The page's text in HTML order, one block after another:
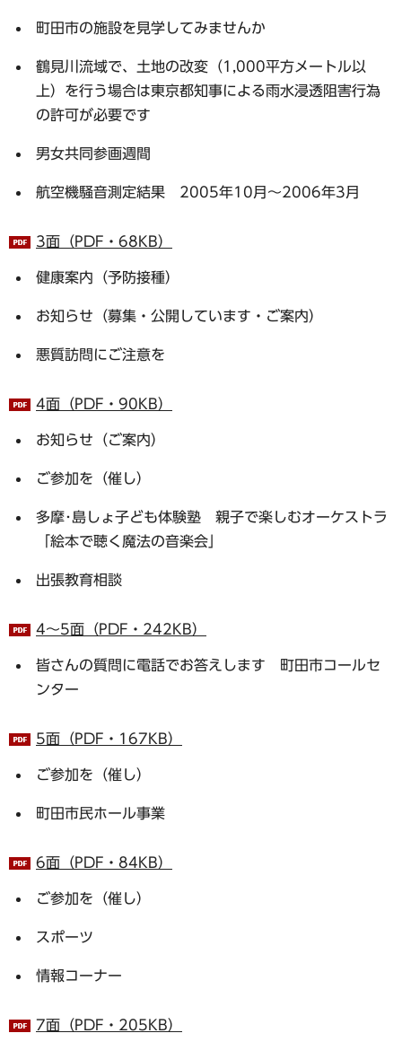
町田市の施設を見学してみませんか
鶴見川流域で、土地の改変（1,000平方メートル以
上）を行う場合は東京都知事による雨水浸透阻害行為
の許可が必要です
男女共同参画週間
航空機騒音測定結果 2005年10月～2006年3月
3面（PDF・68KB）
健康案内（予防接種）
お知らせ（募集・公開しています・ご案内）
悪質訪問にご注意を
4面（PDF・90KB）
お知らせ（ご案内）
ご参加を（催し）
多摩･島しょ子ども体験塾 親子で楽しむオーケストラ
「絵本で聴く魔法の音楽会」
出張教育相談
4～5面（PDF・242KB）
皆さんの質問に電話でお答えします 町田市コールセ
ンター
5面（PDF・167KB）
ご参加を（催し）
町田市民ホール事業
6面（PDF・84KB）
ご参加を（催し）
スポーツ
情報コーナー
7面（PDF・205KB）